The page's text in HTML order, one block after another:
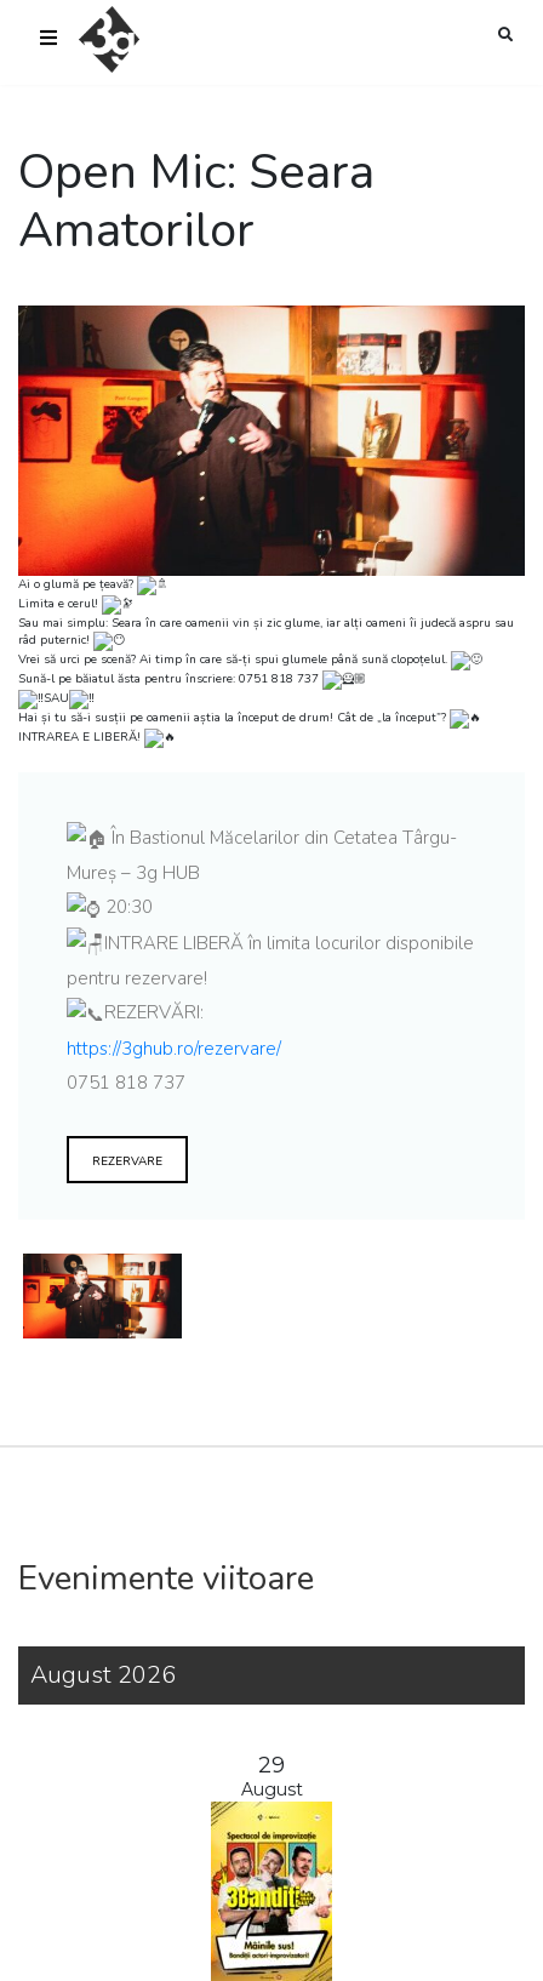
sold-out-button {{acf:sold_out}}
Open Mic: Seara
Amatorilor
Ai o glumă pe țeavă?
Limita e cerul!
Sau mai simplu: Seara în care oamenii vin și zic glume, iar alți oameni îi judecă aspru sau
râd puternic!
Vrei să urci pe scenă? Ai timp în care să-ți spui glumele până sună clopoțelul.
Sună-l pe băiatul ăsta pentru înscriere: 0751 818 737
SAU
Hai și tu să-i susții pe oamenii aștia la început de drum! Cât de „la început”?
INTRAREA E LIBERĂ!
În Bastionul Măcelarilor din Cetatea Târgu-
Mureș – 3g HUB
20:30
INTRARE LIBERĂ în limita locurilor disponibile
pentru rezervare!
REZERVĂRI:
https://3ghub.ro/rezervare/
0751 818 737
REZERVARE
Evenimente viitoare
August 2026
29
August